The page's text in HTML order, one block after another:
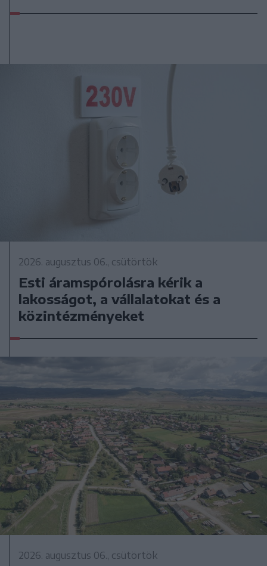
2026. augusztus 06., csütörtök
Esti áramspórolásra kérik a
lakosságot, a vállalatokat és a
közintézményeket
2026. augusztus 06., csütörtök